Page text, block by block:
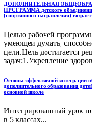
ДОПОЛНИТЕЛЬНАЯ
ПРОГРАММА детского
(спортивного направления)
Целью рабочей
умеющей думать,
цели.Цель достигается
задач:1.Укрепление
Основы эффективной интеграции
дополнительного образования
основной школе
Интегрированный урок
в 5 классах...